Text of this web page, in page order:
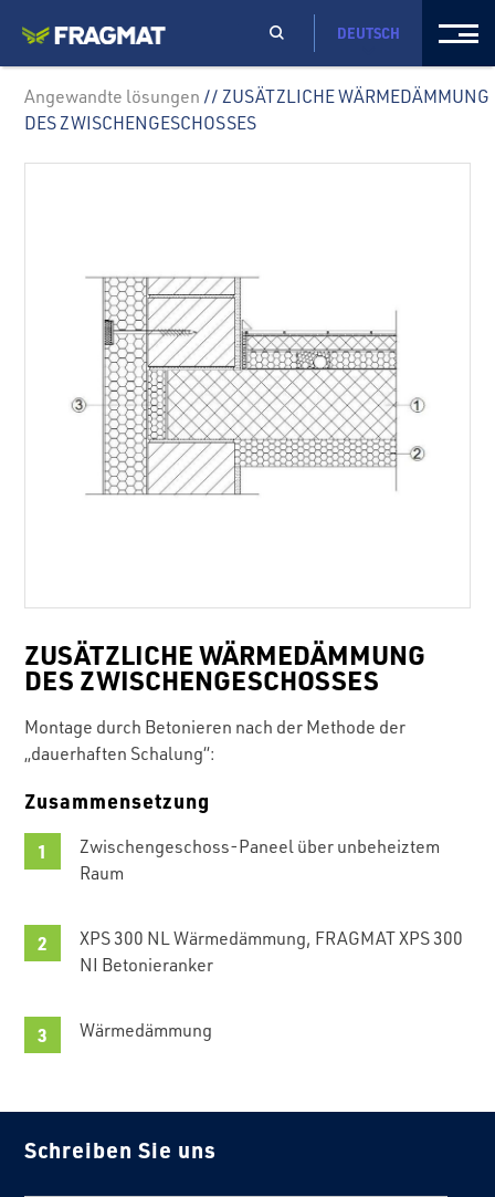
DEUTSCH
Angewandte lösungen // ZUSÄTZLICHE WÄRMEDÄMMUNG
DES ZWISCHENGESCHOSSES
ZUSÄTZLICHE WÄRMEDÄMMUNG
DES ZWISCHENGESCHOSSES
Montage durch Betonieren nach der Methode der
„dauerhaften Schalung“:
Zusammensetzung
Zwischengeschoss-Paneel über unbeheiztem
Raum
XPS 300 NL Wärmedämmung, FRAGMAT XPS 300
NI Betonieranker
Wärmedämmung
Schreiben Sie uns